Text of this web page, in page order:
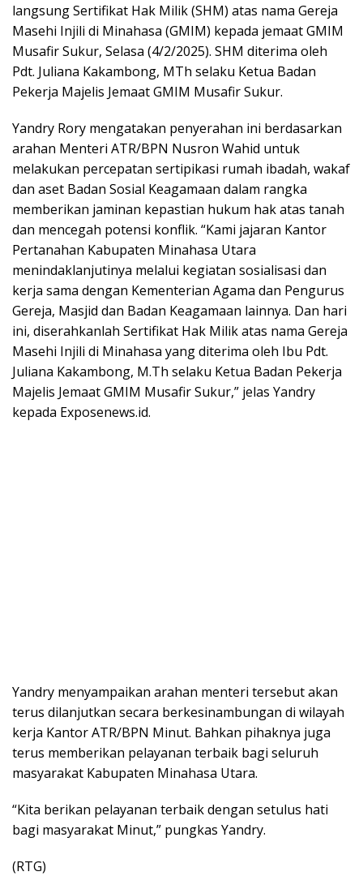
langsung Sertifikat Hak Milik (SHM) atas nama Gereja
Masehi Injili di Minahasa (GMIM) kepada jemaat GMIM
Musafir Sukur, Selasa (4/2/2025). SHM diterima oleh
Pdt. Juliana Kakambong, MTh selaku Ketua Badan
Pekerja Majelis Jemaat GMIM Musafir Sukur.
Yandry Rory mengatakan penyerahan ini berdasarkan
arahan Menteri ATR/BPN Nusron Wahid untuk
melakukan percepatan sertipikasi rumah ibadah, wakaf
dan aset Badan Sosial Keagamaan dalam rangka
memberikan jaminan kepastian hukum hak atas tanah
dan mencegah potensi konflik. “Kami jajaran Kantor
Pertanahan Kabupaten Minahasa Utara
menindaklanjutinya melalui kegiatan sosialisasi dan
kerja sama dengan Kementerian Agama dan Pengurus
Gereja, Masjid dan Badan Keagamaan lainnya. Dan hari
ini, diserahkanlah Sertifikat Hak Milik atas nama Gereja
Masehi Injili di Minahasa yang diterima oleh Ibu Pdt.
Juliana Kakambong, M.Th selaku Ketua Badan Pekerja
Majelis Jemaat GMIM Musafir Sukur,” jelas Yandry
kepada Exposenews.id.
Yandry menyampaikan arahan menteri tersebut akan
terus dilanjutkan secara berkesinambungan di wilayah
kerja Kantor ATR/BPN Minut. Bahkan pihaknya juga
terus memberikan pelayanan terbaik bagi seluruh
masyarakat Kabupaten Minahasa Utara.
“Kita berikan pelayanan terbaik dengan setulus hati
bagi masyarakat Minut,” pungkas Yandry.
(RTG)